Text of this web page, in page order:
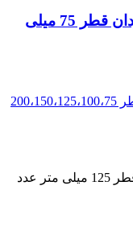
چرخ پلی آمید نارنجی پایه مشکی گردان قطر 75 میلی
عدد